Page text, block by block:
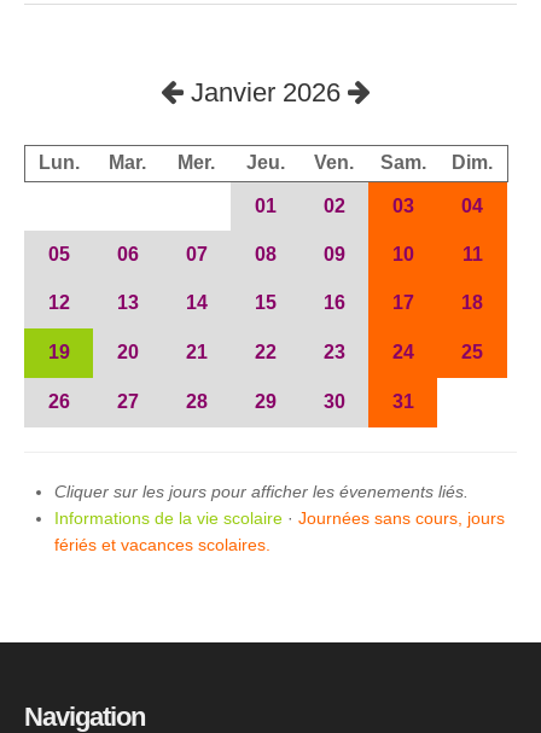
Janvier 2026
Lun. Mar. Mer. Jeu. Ven. Sam. Dim.
01 02 03 04
05 06 07 08 09 10 11
12 13 14 15 16 17 18
19 20 21 22 23 24 25
26 27 28 29 30 31
Cliquer sur les jours pour afficher les évenements liés.
Informations de la vie scolaire · Journées sans cours, jours
fériés et vacances scolaires.
Navigation